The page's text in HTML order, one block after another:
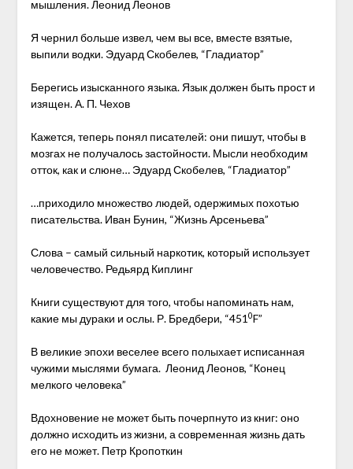
мышления. Леонид Леонов
Я чернил больше извел, чем вы все, вместе взятые,
выпили водки. Эдуард Скобелев, “Гладиатор”
Берегись изысканного языка. Язык должен быть прост и
изящен. А. П. Чехов
Кажется, теперь понял писателей: они пишут, чтобы в
мозгах не получалось застойности. Мысли необходим
отток, как и слюне… Эдуард Скобелев, “Гладиатор”
…приходило множество людей, одержимых похотью
писательства. Иван Бунин, “Жизнь Арсеньева”
Слова – самый сильный наркотик, который использует
человечество. Редьярд Киплинг
Книги существуют для того, чтобы напоминать нам,
какие мы дураки и ослы. Р. Бредбери, “451 0F”
В великие эпохи веселее всего полыхает исписанная
чужими мыслями бумага. Леонид Леонов, “Конец
мелкого человека”
Вдохновение не может быть почерпнуто из книг: оно
должно исходить из жизни, а современная жизнь дать
его не может. Петр Кропоткин